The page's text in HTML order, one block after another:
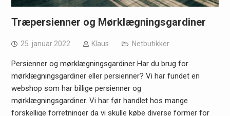
Træpersienner og Mørklægningsgardiner
25. januar 2022 Klaus Netbutikker
Persienner og mørklægningsgardiner Har du brug for
mørklægningsgardiner eller persienner? Vi har fundet en
webshop som har billige persienner og
mørklægningsgardiner. Vi har før handlet hos mange
forskellige forretninger da vi skulle købe diverse former for